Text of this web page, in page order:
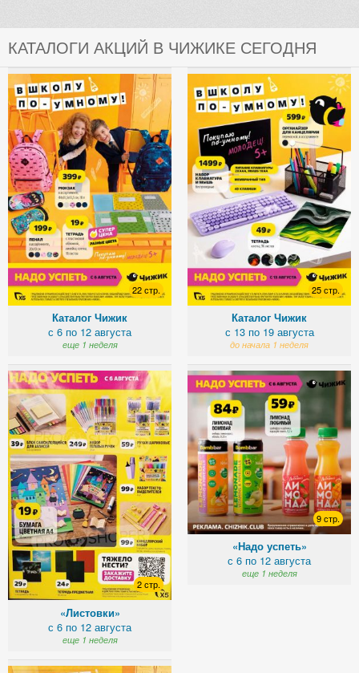
КАТАЛОГИ АКЦИЙ В ЧИЖИКЕ СЕГОДНЯ
22 стр.
Каталог Чижик
с 6 по 12 августа
еще 1 неделя
25 стр.
Каталог Чижик
с 13 по 19 августа
до начала 1 неделя
2 стр.
«Листовки»
с 6 по 12 августа
еще 1 неделя
9 стр.
«Надо успеть»
с 6 по 12 августа
еще 1 неделя